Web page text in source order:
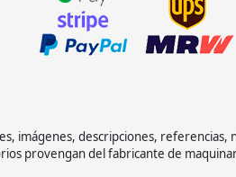
imágenes, descripciones, referencias,
provengan del fabricante de